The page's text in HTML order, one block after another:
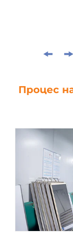
Процес